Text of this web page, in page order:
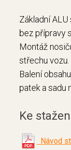
Základní
bez přípravy
Montáž
střechu
Balení
patek a sadu
Ke
Návod